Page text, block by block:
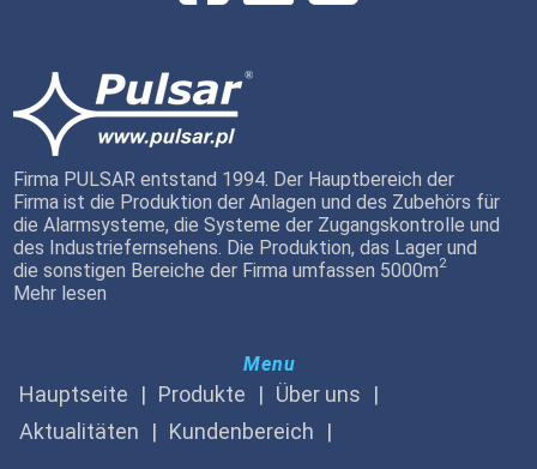
Firma PULSAR entstand 1994. Der Hauptbereich der
Firma ist die Produktion der Anlagen und des Zubehörs für
die Alarmsysteme, die Systeme der Zugangskontrolle und
des Industriefernsehens. Die Produktion, das Lager und
die sonstigen Bereiche der Firma umfassen 5000m2
Mehr lesen
Menu
Hauptseite Produkte
Über uns
Aktualitäten
Kundenbereich